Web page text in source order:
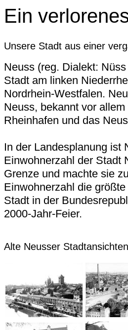
Ein
Unsere Stadt aus einer
Neuss (reg. Dialekt:
Stadt am linken
Nordrhein-Westfalen.
Neuss, bekannt vor
Rheinhafen und das
In der Landesplanung ist
Einwohnerzahl der Stadt
Grenze und machte sie
Einwohnerzahl die
Stadt in der
2000-Jahr-Feier.
Alte Neusser Stadtansichten